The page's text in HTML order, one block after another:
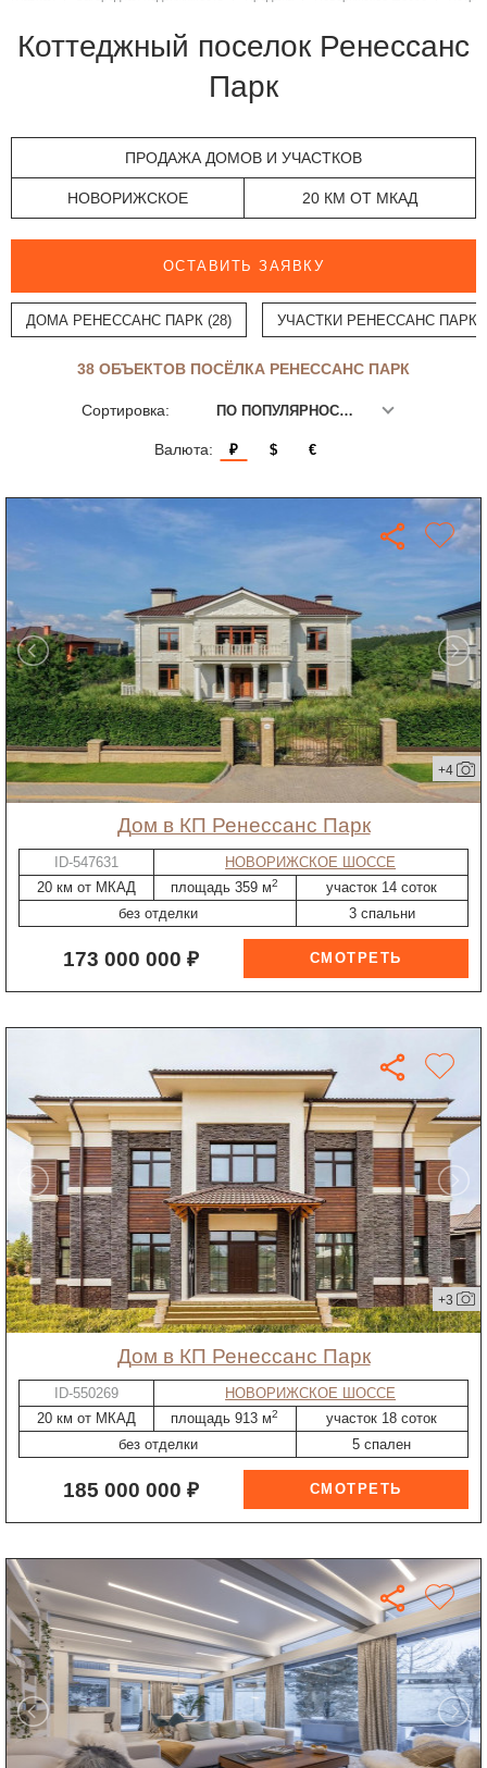
Коттеджный поселок Ренессанс
Парк
ПРОДАЖА ДОМОВ И УЧАСТКОВ
НОВОРИЖСКОЕ 20 КМ ОТ МКАД
ОСТАВИТЬ ЗАЯВКУ
ДОМА РЕНЕССАНС ПАРК (28) УЧАСТКИ РЕНЕССАНС ПАРК
38 ОБЪЕКТОВ ПОСЁЛКА РЕНЕССАНС ПАРК
Сортировка: ПО ПОПУЛЯРНОСТИ
Валюта: ₽ $ €
+4
дом в КП Ренессанс Парк
ID-547631
НОВОРИЖСКОЕ ШОССЕ
20 км от МКАД
площадь 359 м2
участок 14 соток
без отделки
3 спальни
173 000 000 ₽
+3
дом в КП Ренессанс Парк
ID-550269
НОВОРИЖСКОЕ ШОССЕ
20 км от МКАД
площадь 913 м2
участок 18 соток
без отделки
5 спален
185 000 000 ₽